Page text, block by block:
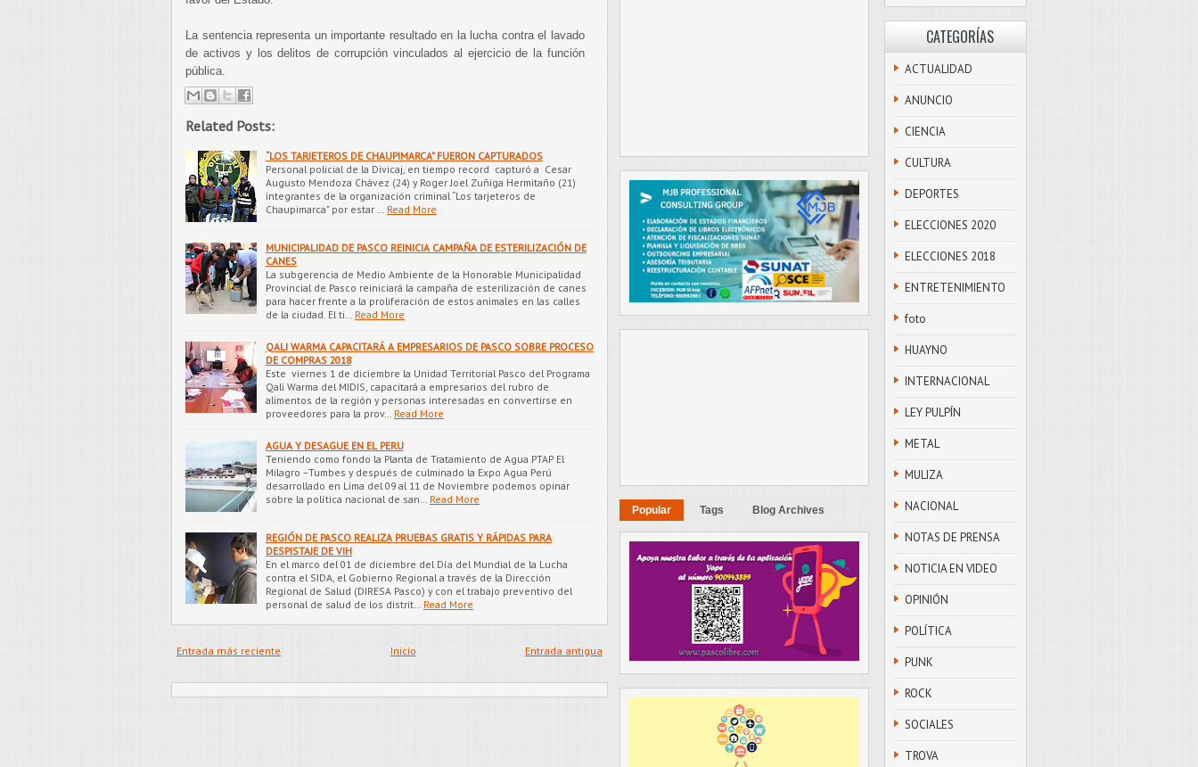
La sentencia representa un importante resultado en la lucha contra el lavado
de activos y los delitos de corrupción vinculados al ejercicio de la función
pública.
Related Posts:
“LOS TARJETEROS DE CHAUPIMARCA” FUERON CAPTURADOS
Personal policial de la Divicaj, en tiempo record capturó a Cesar
Augusto Mendoza Chávez (24) y Roger Joel Zuñiga Hermitaño (21)
integrantes de la organización criminal “Los tarjeteros de
Chaupimarca” por estar …
Read More
MUNICIPALIDAD DE PASCO REINICIA CAMPAÑA DE ESTERILIZACIÓN DE
CANES
La subgerencia de Medio Ambiente de la Honorable Municipalidad
Provincial de Pasco reiniciará la campaña de esterilización de canes
para hacer frente a la proliferación de estos animales en las calles
de la ciudad. El ti…
Read More
QALI WARMA CAPACITARÁ A EMPRESARIOS DE PASCO SOBRE PROCESO
DE COMPRAS 2018
Este viernes 1 de diciembre la Unidad Territorial Pasco del Programa
Qali Warma del MIDIS, capacitará a empresarios del rubro de
alimentos de la región y personas interesadas en convertirse en
proveedores para la prov…
Read More
AGUA Y DESAGUE EN EL PERU
Teniendo como fondo la Planta de Tratamiento de Agua PTAP El
Milagro –Tumbes y después de culminado la Expo Agua Perú
desarrollado en Lima del 09 al 11 de Noviembre podemos opinar
sobre la política nacional de san…
Read More
REGIÓN DE PASCO REALIZA PRUEBAS GRATIS Y RÁPIDAS PARA
DESPISTAJE DE VIH
En el marco del 01 de diciembre del Día del Mundial de la Lucha
contra el SIDA, el Gobierno Regional a través de la Dirección
Regional de Salud (DIRESA Pasco) y con el trabajo preventivo del
personal de salud de los distrit…
Read More
Entrada más reciente Entrada antigua
Inicio
Popular Tags Blog Archives
CATEGORÍAS
ACTUALIDAD
ANUNCIO
CIENCIA
CULTURA
DEPORTES
ELECCIONES 2020
ELECCIONES 2018
ENTRETENIMIENTO
foto
HUAYNO
INTERNACIONAL
LEY PULPÍN
METAL
MULIZA
NACIONAL
NOTAS DE PRENSA
NOTICIA EN VIDEO
OPINIÓN
POLÍTICA
PUNK
ROCK
SOCIALES
TROVA